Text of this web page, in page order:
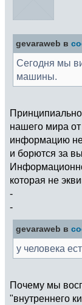
gevaraweb в
Сегодня мы
машины.
нашего мира
информацию
и борются за
которая не
-
-
gevaraweb в
у человека
Почему мы
"внутреннего